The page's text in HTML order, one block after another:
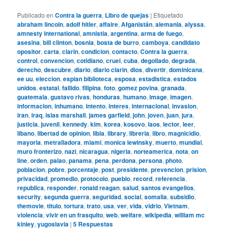
Publicado en Contra la guerra, Libro de quejas | Etiquetado
abraham lincoln,adolf hitler,affaire,Afganistán,alemania,alyssa,
amnesty international,amnistia,argentina,arma de fuego,
asesina,bill clinton,bosnia,bosta de burro,camboya,candidato
opositor,carta,clarin,condicion,contacto,Contra la guerra,
control,convencion,cotidiano,cruel,cuba,degollado,degrada,
derecho,descubre,diario,diario clarin,dios,divertir,dominicana,
ee uu,eleccion,espian biblioteca,esposa,estadistica,estados
unidos,estatal,fallido,filipina,foto,gomez povina,granada,
guatemala,gustavo rivas,honduras,humano,image,imagen,
informacion,inhumano,intento,interes,internacional,invasion,
iran,iraq,islas marshall,james garfield,john,joven,juan,jura,
justicia,juvenil,kennedy,kim,korea,kosovo,laos,lector,leer,
libano,libertad de opinion,libia,library,libreria,libro,magnicidio,
mayoria,metralladora,miami,monica lewinsky,muerto,mundial,
muro fronterizo,nazi,nicaragua,nigeria,norteamerica,nota,on
line,orden,palao,panama,pena,perdona,persona,photo,
poblacion,pobre,porcentaje,post,presidente,prevencion,prision,
privacidad,promedio,protocolo,pueblo,record,referencia,
republica,responder,ronald reagan,salud,santos evangelios,
security,segunda guerra,seguridad,social,somalia,subsidio,
themovie,titulo,tortura,trato,usa,ver,vida,vidrio,Vietnam,
violencia,vivir en un frasquito,web,welfare,wikipedia,william mc
kinley,yugoslavia |5 Respuestas